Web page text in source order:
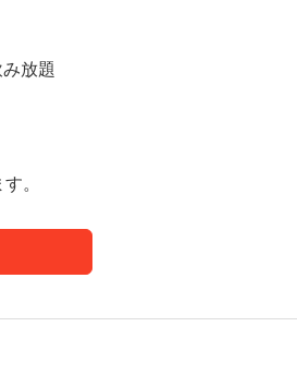
放題
。